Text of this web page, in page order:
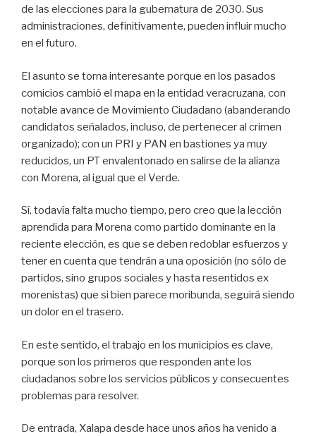
de las elecciones para la gubernatura de 2030. Sus
administraciones, definitivamente, pueden influir mucho
en el futuro.
El asunto se torna interesante porque en los pasados
comicios cambió el mapa en la entidad veracruzana, con
notable avance de Movimiento Ciudadano (abanderando
candidatos señalados, incluso, de pertenecer al crimen
organizado); con un PRI y PAN en bastiones ya muy
reducidos, un PT envalentonado en salirse de la alianza
con Morena, al igual que el Verde.
Sí, todavía falta mucho tiempo, pero creo que la lección
aprendida para Morena como partido dominante en la
reciente elección, es que se deben redoblar esfuerzos y
tener en cuenta que tendrán a una oposición (no sólo de
partidos, sino grupos sociales y hasta resentidos ex
morenistas) que si bien parece moribunda, seguirá siendo
un dolor en el trasero.
En este sentido, el trabajo en los municipios es clave,
porque son los primeros que responden ante los
ciudadanos sobre los servicios públicos y consecuentes
problemas para resolver.
De entrada, Xalapa desde hace unos años ha venido a